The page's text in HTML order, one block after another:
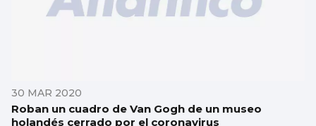
30 MAR 2020
Roban un cuadro de Van Gogh de un museo
holandés cerrado por el coronavirus